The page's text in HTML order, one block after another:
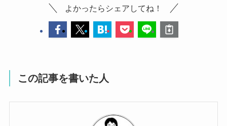
よかったらシェアしてね！
この記事を書いた人